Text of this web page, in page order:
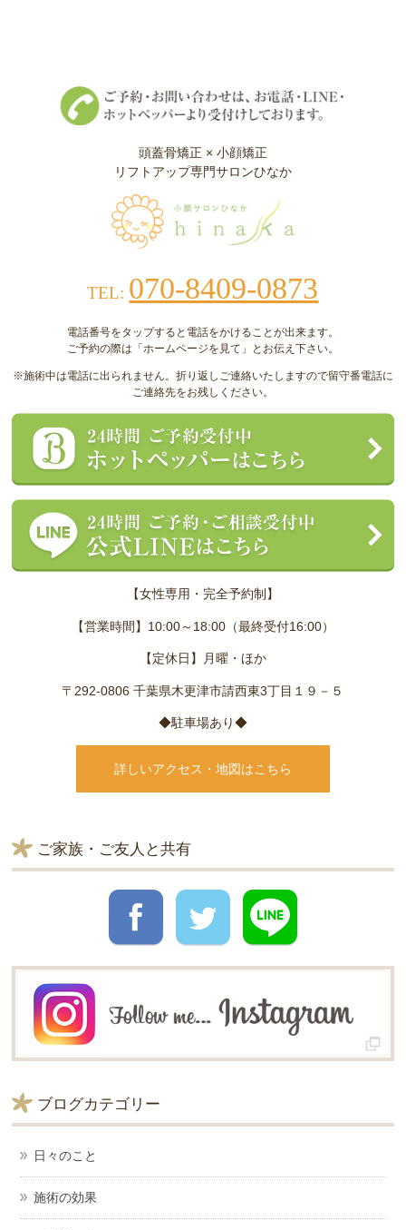
頭蓋骨矯正 × 小顔矯正
リフトアップ専門サロンひなか
TEL: 070-8409-0873
電話番号をタップすると電話をかけることが出来ます。
ご予約の際は「ホームページを見て」とお伝え下さい。
※施術中は電話に出られません。折り返しご連絡いたしますので留守番電話に
ご連絡先をお残しください。
【女性専用・完全予約制】
【営業時間】10:00～18:00（最終受付16:00）
【定休日】月曜・ほか
〒292-0806 千葉県木更津市請西東3丁目１９－５
◆駐車場あり◆
詳しいアクセス・地図はこちら
ご家族・ご友人と共有
ブログカテゴリー
日々のこと
施術の効果